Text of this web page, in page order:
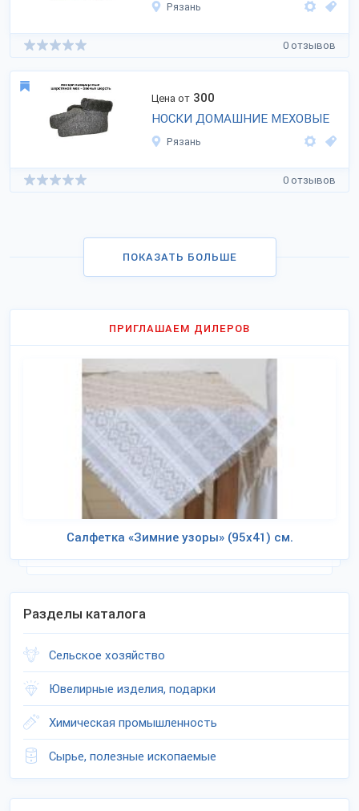
Рязань
0 отзывов
Цена от 300
НОСКИ ДОМАШНИЕ МЕХОВЫЕ
Рязань
0 отзывов
ПОКАЗАТЬ БОЛЬШЕ
ПРИГЛАШАЕМ ДИЛЕРОВ
Салфетка «Зимние узоры» (95х41) см.
Разделы каталога
Сельское хозяйство
Ювелирные изделия, подарки
Химическая промышленность
Сырье, полезные ископаемые